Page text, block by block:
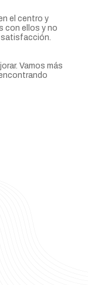
el centro y
con ellos y no
satisfacción.
Vamos más